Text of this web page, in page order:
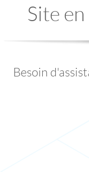
Site
Besoin